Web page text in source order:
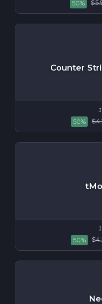
50%
Counter
50%
50%